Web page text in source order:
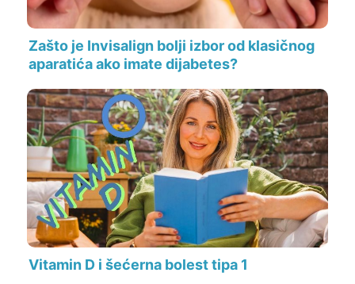
Zašto je Invisalign bolji izbor od klasičnog
aparatića ako imate dijabetes?
Vitamin D i šećerna bolest tipa 1